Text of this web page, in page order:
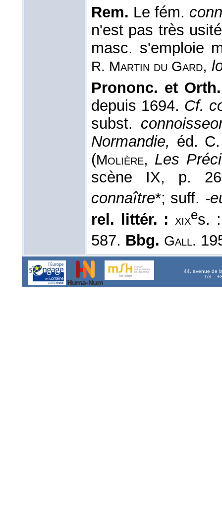
Rem. Le fém.
n'est pas très
masc. s'emploie
R. Martin du Gard,
Prononc. et
depuis 1694. Cf.
subst.
Normandie, éd.
(Molière, Les
scène IX, p.
connaître*; suff. -
rel. littér. : xixes.
587. Bbg. Gall.
44, avenue de
Tél. :